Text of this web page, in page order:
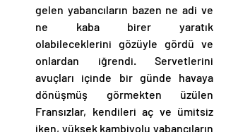
gelen yabancıların bazen ne adi ve
ne kaba birer yaratık
olabileceklerini gözüyle gördü ve
onlardan iğrendi. Servetlerini
avuçları içinde bir günde havaya
dönüşmüş görmekten üzülen
Fransızlar, kendileri aç ve ümitsiz
iken, yüksek kambiyolu yabancıların